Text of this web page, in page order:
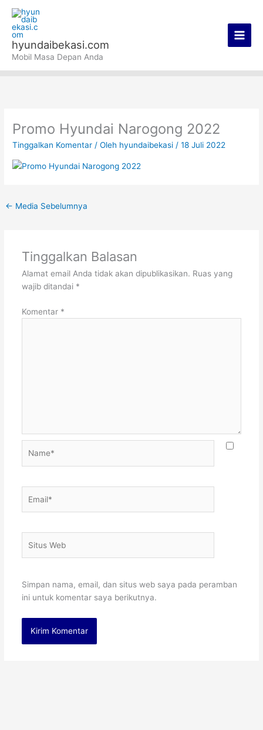
konten
hyundaibekasi.com
Mobil Masa Depan Anda
Promo Hyundai Narogong 2022
Tinggalkan Komentar / Oleh hyundaibekasi/18 Juli 2022
← Media Sebelumnya
Tinggalkan Balasan
Alamat email Anda tidak akan dipublikasikan. Ruas yang
wajib ditandai *
Komentar *
Web
Simpan nama, email, dan situs web saya pada peramban
ini untuk komentar saya berikutnya.